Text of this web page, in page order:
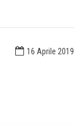
16 Aprile 2019